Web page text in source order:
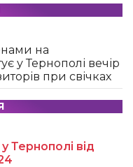
на
у Тернополі вечір
при свічках
Тернополі від